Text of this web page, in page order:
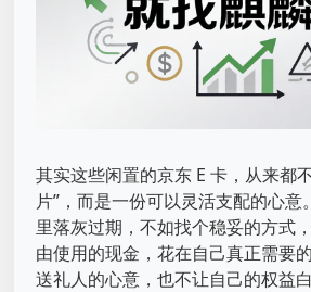
其实这些闲置的京东 E 卡，从来都
片”，而是一份可以灵活支配的心意
里落灰过期，不如找个稳妥的方式
由使用的现金，花在自己真正需要
送礼人的心意，也不让自己的权益白